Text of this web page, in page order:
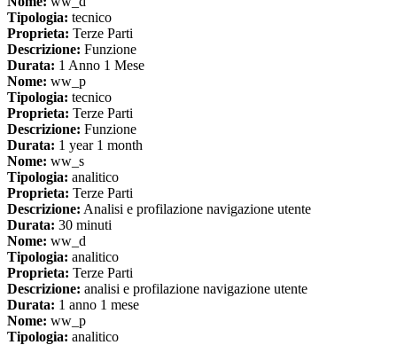
Tipologia: tecnico
Proprieta: Terze Parti
Descrizione: Funzione
Durata: 1 Anno 1 Mese
Nome: ww_p
Tipologia: tecnico
Proprieta: Terze Parti
Descrizione: Funzione
Durata: 1 year 1 month
Nome: ww_s
Tipologia: analitico
Proprieta: Terze Parti
Descrizione: Analisi e profilazione navigazione utente
Durata: 30 minuti
Nome: ww_d
Tipologia: analitico
Proprieta: Terze Parti
Descrizione: analisi e profilazione navigazione utente
Durata: 1 anno 1 mese
Nome: ww_p
Tipologia: analitico